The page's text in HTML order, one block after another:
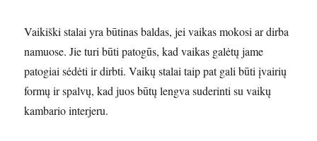
Vaikiški stalai yra būtinas baldas, jei vaikas mokosi ar dirba
namuose. Jie turi būti patogūs, kad vaikas galėtų jame
patogiai sėdėti ir dirbti. Vaikų stalai taip pat gali būti įvairių
formų ir spalvų, kad juos būtų lengva suderinti su vaikų
kambario interjeru.